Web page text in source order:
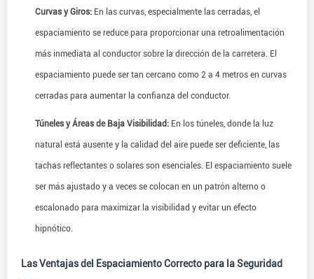
Curvas y Giros: En las curvas, especialmente las cerradas, el
espaciamiento se reduce para proporcionar una retroalimentación
más inmediata al conductor sobre la dirección de la carretera. El
espaciamiento puede ser tan cercano como 2 a 4 metros en curvas
cerradas para aumentar la confianza del conductor.
Túneles y Áreas de Baja Visibilidad: En los túneles, donde la luz
natural está ausente y la calidad del aire puede ser deficiente, las
tachas reflectantes o solares son esenciales. El espaciamiento suele
ser más ajustado y a veces se colocan en un patrón alterno o
escalonado para maximizar la visibilidad y evitar un efecto
hipnótico.
Las Ventajas del Espaciamiento Correcto para la Seguridad